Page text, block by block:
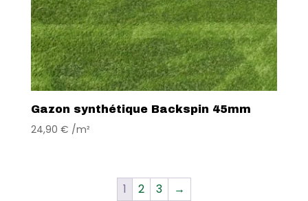
Gazon synthétique Backspin 45mm
24,90 € /m²
1 2 3 →